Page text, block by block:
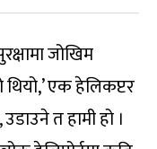
जोखिम
एक हेलिकप्टर
त हामी हो ।